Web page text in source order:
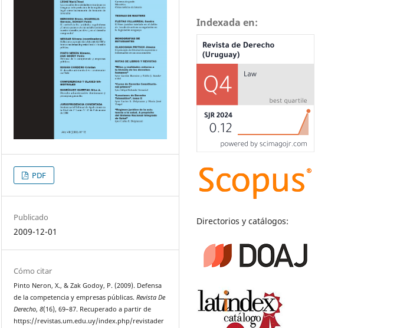
PDF
Publicado
2009-12-01
Cómo citar
Pinto Neron, X., & Zak Godoy, P. (2009). Defensa
de la competencia y empresas públicas.Revista De
Derecho,8(16), 69–87. Recuperado a partir de
https://revistas.um.edu.uy/index.php/revistader
Indexada en:
Directorios y catálogos: